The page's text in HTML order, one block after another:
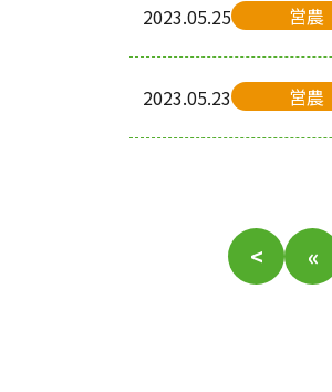
2023.05.25 営農
2023.05.23 営農
< «